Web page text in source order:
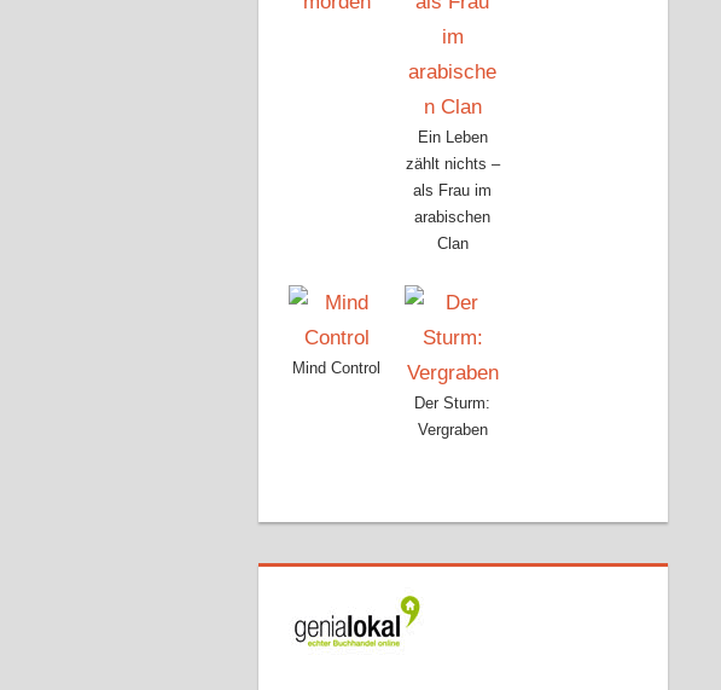
Ein Leben
zählt nichts –
als Frau im
arabischen
Clan
Mind Control
Der Sturm:
Vergraben